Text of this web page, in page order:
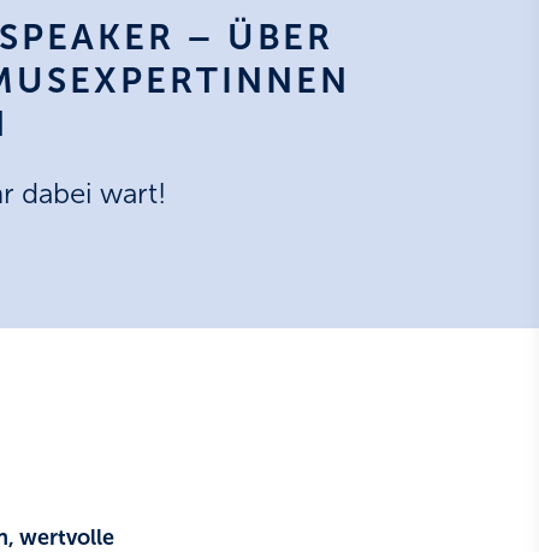
– ÜBER
dabei wart!
wertvolle